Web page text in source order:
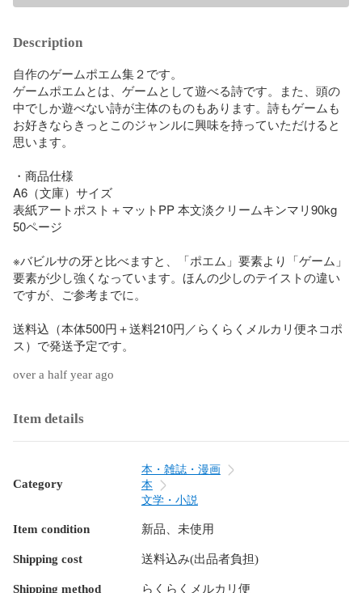
Description
自作のゲームポエム集２です。
ゲームポエムとは、ゲームとして遊べる詩です。また、頭の
中でしか遊べない詩が主体のものもあります。詩もゲームも
お好きならきっとこのジャンルに興味を持っていただけると
思います。
・商品仕様
A6（文庫）サイズ
表紙アートポスト＋マットPP 本文淡クリームキンマリ90kg
50ページ
※バビルサの牙と比べますと、「ポエム」要素より「ゲーム」
要素が少し強くなっています。ほんの少しのテイストの違い
ですが、ご参考までに。
送料込（本体500円＋送料210円／らくらくメルカリ便ネコポ
over a half year ago
Item details
Category
本・雑誌・漫画
本
文学・小説
Item condition 新品、未使用
Shipping cost 送料込み(出品者負担)
Shipping method らくらくメルカリ便